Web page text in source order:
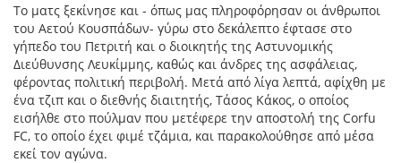
Το ματς ξεκίνησε και - όπως μας πληροφόρησαν οι άνθρωποι
του Αετού Κουσπάδων- γύρω στο δεκάλεπτο έφτασε στο
γήπεδο του Πετριτή και ο διοικητής της Αστυνομικής
Διεύθυνσης Λευκίμμης, καθώς και άνδρες της ασφάλειας,
φέροντας πολιτική περιβολή. Μετά από λίγα λεπτά, αφίχθη με
ένα τζιπ και ο διεθνής διαιτητής, Τάσος Κάκος, ο οποίος
εισήλθε στο πούλμαν που μετέφερε την αποστολή της Corfu
FC, το οποίο έχει φιμέ τζάμια, και παρακολούθησε από μέσα
εκεί τον αγώνα.